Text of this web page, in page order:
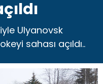
Ulyanovsk
sahası açıldı..